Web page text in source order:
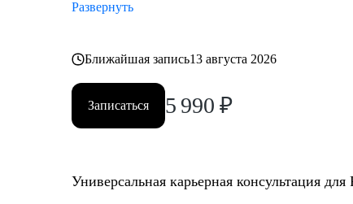
Развернуть
Ближайшая запись13 августа 2026
Записаться 5 990 ₽
Универсальная карьерная консультация